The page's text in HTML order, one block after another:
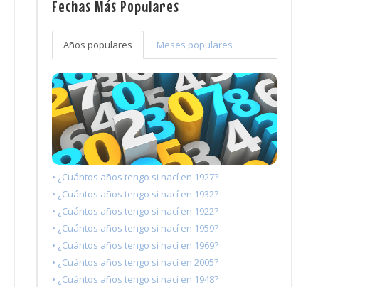
Fechas Más Populares
Años populares Meses populares
• ¿Cuántos años tengo si nací en 1927?
• ¿Cuántos años tengo si nací en 1932?
• ¿Cuántos años tengo si nací en 1922?
• ¿Cuántos años tengo si nací en 1959?
• ¿Cuántos años tengo si nací en 1969?
• ¿Cuántos años tengo si nací en 2005?
• ¿Cuántos años tengo si nací en 1948?